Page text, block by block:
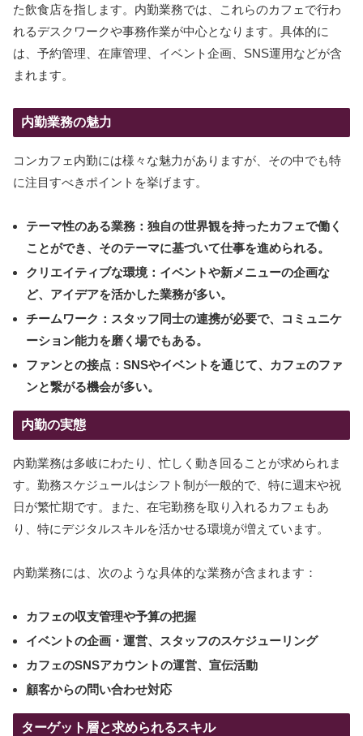
た飲食店を指します。内勤業務では、これらのカフェで行わ
れるデスクワークや事務作業が中心となります。具体的に
は、予約管理、在庫管理、イベント企画、SNS運用などが含
まれます。
内勤業務の魅力
コンカフェ内勤には様々な魅力がありますが、その中でも特
に注目すべきポイントを挙げます。
テーマ性のある業務：独自の世界観を持ったカフェで働く
ことができ、そのテーマに基づいて仕事を進められる。
クリエイティブな環境：イベントや新メニューの企画な
ど、アイデアを活かした業務が多い。
チームワーク：スタッフ同士の連携が必要で、コミュニケ
ーション能力を磨く場でもある。
ファンとの接点：SNSやイベントを通じて、カフェのファ
ンと繋がる機会が多い。
内勤の実態
内勤業務は多岐にわたり、忙しく動き回ることが求められま
す。勤務スケジュールはシフト制が一般的で、特に週末や祝
日が繁忙期です。また、在宅勤務を取り入れるカフェもあ
り、特にデジタルスキルを活かせる環境が増えています。
内勤業務には、次のような具体的な業務が含まれます：
カフェの収支管理や予算の把握
イベントの企画・運営、スタッフのスケジューリング
カフェのSNSアカウントの運営、宣伝活動
顧客からの問い合わせ対応
ターゲット層と求められるスキル